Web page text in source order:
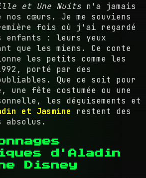
et Une Nuits n'a jamais
cœurs. Je me souviens
fois où j'ai regardé
enfants : leurs yeux
que les miens. Ce conte
les petits comme les
porté par des
Que ce soit pour
une fête costumée ou une
les déguisements et
et Jasmine restent des
absolus.
d'Aladin
Disney